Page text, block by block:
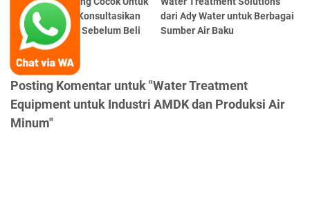
Aplikasi Anda? Konsultasikan
pada Ady Water Sebelum Beli
dari Ady Water untuk Berbagai
Sumber Air Baku
Posting Komentar untuk "Water Treatment
Equipment untuk Industri AMDK dan Produksi Air
Minum"